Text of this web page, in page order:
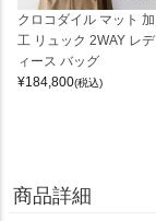
クロコダイル マット 加
工 リュック 2WAY レデ
ィース バッグ
¥184,800(税込)
商品詳細